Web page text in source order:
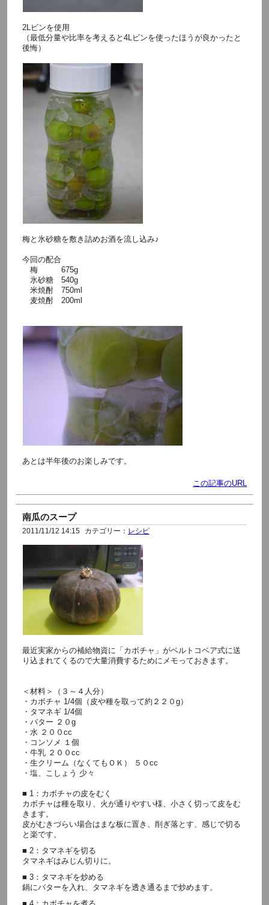
2Lビンを使用
（最低分量や比率を考えると4Lビンを使ったほうが良かったと
後悔）
梅と氷砂糖を敷き詰めお酒を流し込み♪
今回の配合
梅 675g
氷砂糖 540g
米焼酎 750ml
麦焼酎 200ml
あとは半年後のお楽しみです。
この記事のURL
南瓜のスープ
2011/11/12 14:15 カテゴリー： レシピ
最近実家からの補給物資に「カボチャ」がベルトコベア式に送
り込まれてくるので大量消費するためにメモっておきます。
＜材料＞（３～４人分）
・カボチャ 1/4個（皮や種を取って約２２０g）
・タマネギ 1/4個
・バター ２０g
・水 ２００cc
・コンソメ １個
・牛乳 ２００cc
・生クリーム（なくてもＯＫ） ５０cc
・塩、こしょう 少々
■ 1：カボチャの皮をむく
カボチャは種を取り、火が通りやすい様、小さく切って皮をむ
きます。
皮がむきづらい場合はまな板に置き、削ぎ落とす、感じで切る
と楽です。
■ 2：タマネギを切る
タマネギはみじん切りに。
■ 3：タマネギを炒める
鍋にバターを入れ、タマネギを透き通るまで炒めます。